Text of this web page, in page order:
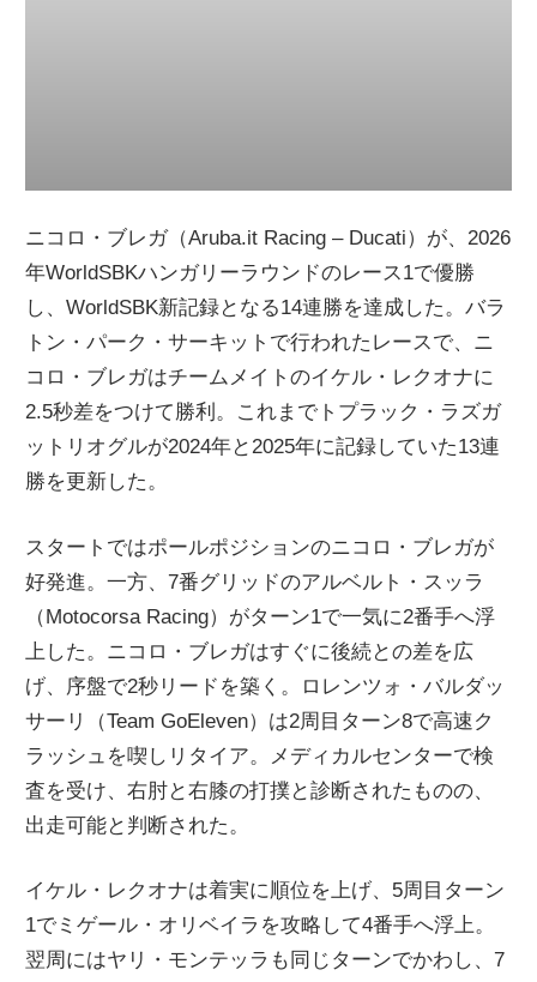
ニコロ・ブレガ（Aruba.it Racing – Ducati）が、2026
年WorldSBKハンガリーラウンドのレース1で優勝
し、WorldSBK新記録となる14連勝を達成した。バラ
トン・パーク・サーキットで行われたレースで、ニ
コロ・ブレガはチームメイトのイケル・レクオナに
2.5秒差をつけて勝利。これまでトプラック・ラズガ
ットリオグルが2024年と2025年に記録していた13連
勝を更新した。
スタートではポールポジションのニコロ・ブレガが
好発進。一方、7番グリッドのアルベルト・スッラ
（Motocorsa Racing）がターン1で一気に2番手へ浮
上した。ニコロ・ブレガはすぐに後続との差を広
げ、序盤で2秒リードを築く。ロレンツォ・バルダッ
サーリ（Team GoEleven）は2周目ターン8で高速ク
ラッシュを喫しリタイア。メディカルセンターで検
査を受け、右肘と右膝の打撲と診断されたものの、
出走可能と判断された。
イケル・レクオナは着実に順位を上げ、5周目ターン
1でミゲール・オリベイラを攻略して4番手へ浮上。
翌周にはヤリ・モンテッラも同じターンでかわし、7